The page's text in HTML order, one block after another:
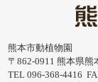
熊本市動植物園
〒862-0911 熊本県熊
TEL 096-368-4416